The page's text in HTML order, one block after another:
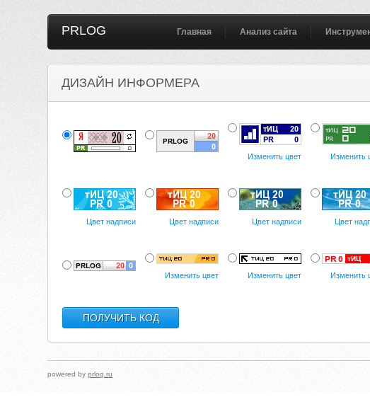
PRLOG Главная Анализ сайта
ДИЗАЙН ИНФОРМЕРА
Изменить цвет Изменить
Цвет надписи Цвет надписи Цвет надписи Цвет
Изменить цвет Изменить цвет Изменить
powered byprlog.ru